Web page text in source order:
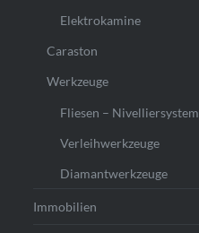
Elektrokamine
Caraston
Werkzeuge
Fliesen – Nivelliersystem
Verleihwerkzeuge
Diamantwerkzeuge
Immobilien